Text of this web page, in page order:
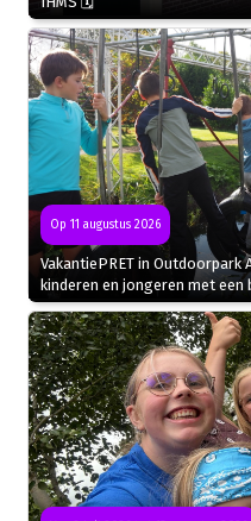
Op 11 augustus 2026
VakantiePRET in
kinderen en jongeren met een